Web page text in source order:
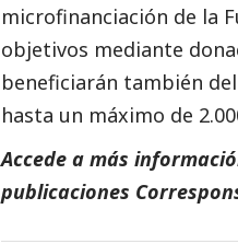
microfinanciación de la
objetivos mediante
beneficiarán también
hasta un máximo de
Accede a más
publicaciones